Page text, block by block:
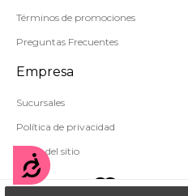
Accesibilidad
Términos de promociones
Preguntas Frecuentes
Empresa
Sucursales
Política de privacidad
Mapa del sitio